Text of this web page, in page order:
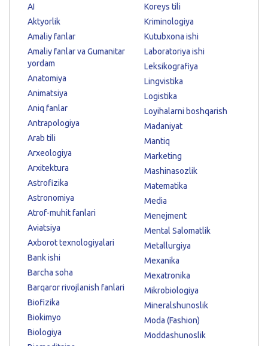
AI
Aktyorlik
Amaliy fanlar
Amaliy fanlar va Gumanitar
yordam
Anatomiya
Animatsiya
Aniq fanlar
Antrapologiya
Arab tili
Arxeologiya
Arxitektura
Astrofizika
Astronomiya
Atrof-muhit fanlari
Aviatsiya
Axborot texnologiyalari
Bank ishi
Barcha soha
Barqaror rivojlanish fanlari
Biofizika
Biokimyo
Biologiya
Koreys tili
Kriminologiya
Kutubxona ishi
Laboratoriya ishi
Leksikografiya
Lingvistika
Logistika
Loyihalarni boshqarish
Madaniyat
Mantiq
Marketing
Mashinasozlik
Matematika
Media
Menejment
Mental Salomatlik
Metallurgiya
Mexanika
Mexatronika
Mikrobiologiya
Mineralshunoslik
Moda (Fashion)
Moddashunoslik